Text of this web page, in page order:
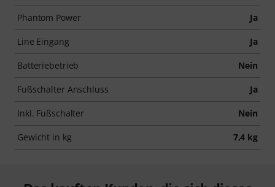
Phantom Power Ja
Line Eingang Ja
Batteriebetrieb Nein
Fußschalter Anschluss Ja
Inkl. Fußschalter Nein
Gewicht in kg 7,4 kg